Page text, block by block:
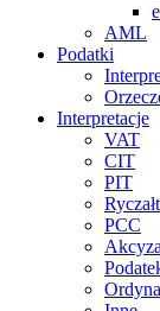
AML
Podatki
Interpretacje
VAT
CIT
PIT
Ryczałt
PCC
Akcyza